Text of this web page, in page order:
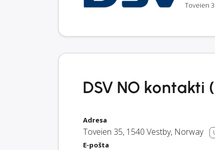
Toveien
DSV NO kontakti
Adresa
Toveien 35, 1540 Vestby, Norway
E-pošta